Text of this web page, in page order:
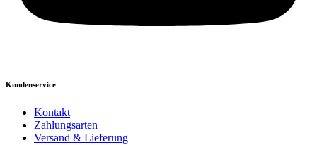
Kundenservice
Kontakt
Zahlungsarten
Versand & Lieferung